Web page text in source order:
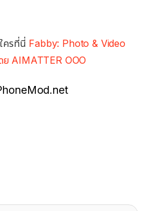
ครที่นี่ Fabby: Photo & Video
AIMATTER OOO